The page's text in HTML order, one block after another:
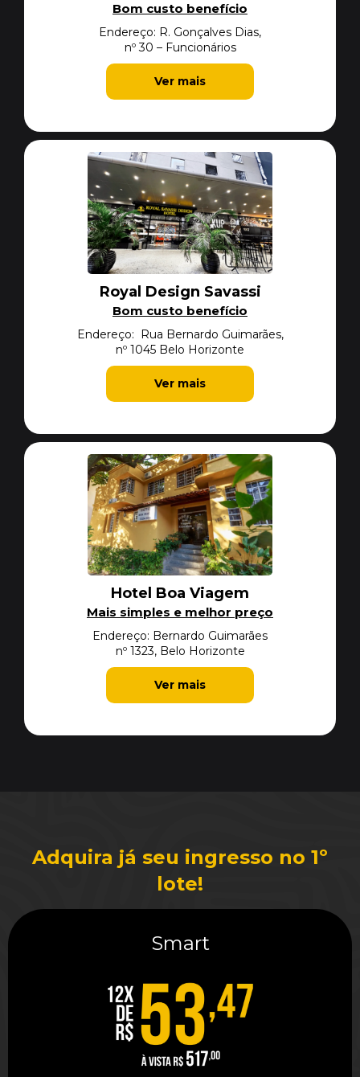
Bom custo benefício
Endereço: R. Gonçalves Dias,
nº 30 – Funcionários
Ver mais
Royal Design Savassi
Bom custo benefício
Endereço: Rua Bernardo Guimarães,
nº 1045 Belo Horizonte
Ver mais
Hotel Boa Viagem
Mais simples e melhor preço
Endereço: Bernardo Guimarães
nº 1323, Belo Horizonte
Ver mais
Adquira já seu ingresso no 1º
lote!
Smart